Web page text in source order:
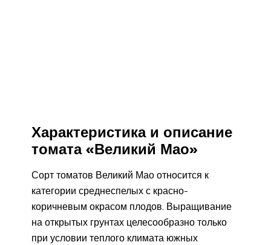
Характеристика и описание
томата «Великий Мао»
Сорт томатов Великий Мао относится к
категории среднеспелых с красно-
коричневым окрасом плодов. Выращивание
на открытых грунтах целесообразно только
при условии теплого климата южных